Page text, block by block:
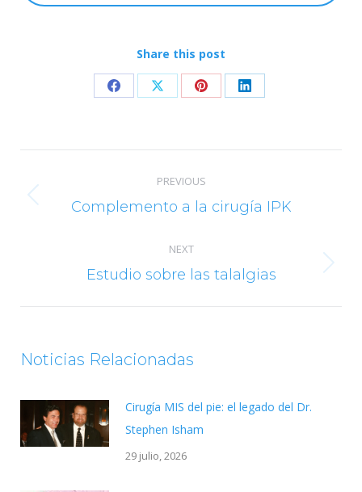
Share this post
Share
Facebook
Share
X
Share
Pinterest
Share
LinkedIn
navigation
PREVIOUS
Previous
Complemento a la cirugía IPK
NEXT
Next
Estudio sobre las talalgias
Noticias Relacionadas
Cirugía MIS del pie: el legado del Dr.
Stephen Isham
29 julio, 2026